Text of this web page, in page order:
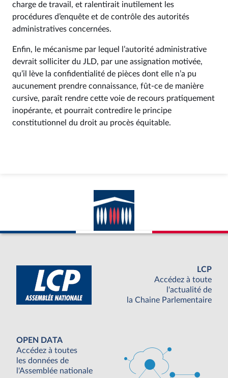
charge de travail, et ralentirait inutilement les
procédures d’enquête et de contrôle des autorités
administratives concernées.
Enfin, le mécanisme par lequel l’autorité administrative
devrait solliciter du JLD, par une assignation motivée,
qu’il lève la confidentialité de pièces dont elle n’a pu
aucunement prendre connaissance, fût-ce de manière
cursive, paraît rendre cette voie de recours pratiquement
inopérante, et pourrait contredire le principe
constitutionnel du droit au procès équitable.
LCP
Accédez à toute
l'actualité de
la Chaine Parlementaire
OPEN DATA
Accédez à toutes
les données de
l'Assemblée nationale